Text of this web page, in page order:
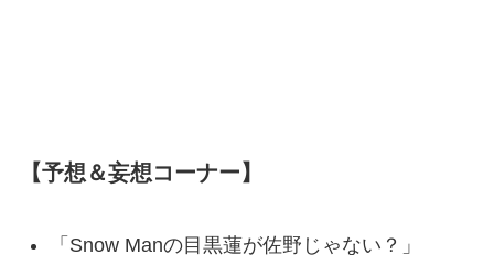
【予想＆妄想コーナー】
「Snow Manの目黒蓮が佐野じゃない？」